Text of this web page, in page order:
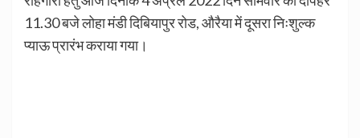
11.30 बजे लोहा मंडी दिबियापुर रोड, औरैया में दूसरा निःशुल्क
प्याऊ प्रारंभ कराया गया।